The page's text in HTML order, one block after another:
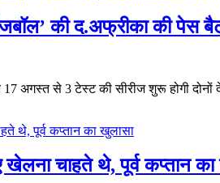
की द.अफ्रीका की पेस
17 अगस्त से 3 टेस्ट की सीरीज शुरू होगी
चाहते थे, पूर्व कप्तान